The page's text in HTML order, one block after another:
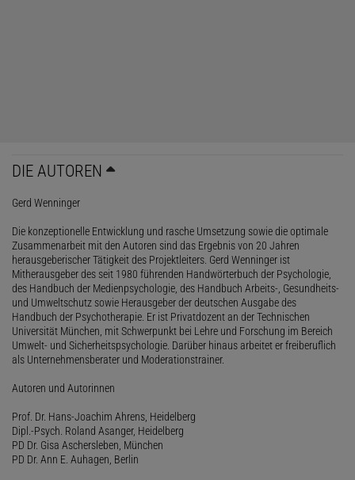
DIE AUTOREN
Gerd Wenninger
Die konzeptionelle Entwicklung und rasche Umsetzung sowie die optimale
Zusammenarbeit mit den Autoren sind das Ergebnis von 20 Jahren
herausgeberischer Tätigkeit des Projektleiters. Gerd Wenninger ist
Mitherausgeber des seit 1980 führenden Handwörterbuch der Psychologie,
des Handbuch der Medienpsychologie, des Handbuch Arbeits-, Gesundheits-
und Umweltschutz sowie Herausgeber der deutschen Ausgabe des
Handbuch der Psychotherapie. Er ist Privatdozent an der Technischen
Universität München, mit Schwerpunkt bei Lehre und Forschung im Bereich
Umwelt- und Sicherheitspsychologie. Darüber hinaus arbeitet er freiberuflich
als Unternehmensberater und Moderationstrainer.
Autoren und Autorinnen
Prof. Dr. Hans-Joachim Ahrens, Heidelberg
Dipl.-Psych. Roland Asanger, Heidelberg
PD Dr. Gisa Aschersleben, München
PD Dr. Ann E. Auhagen, Berlin